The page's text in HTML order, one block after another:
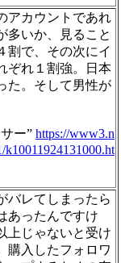
アカウントであれ
多いか、見ること
割で、その次にイ
ぞれ１割強。日本
た。そして男性が
ー” https://www3.n
k10011924131000.ht
バレてしまったら
あったんですけ
上じゃないと受け
購入したフォロワ